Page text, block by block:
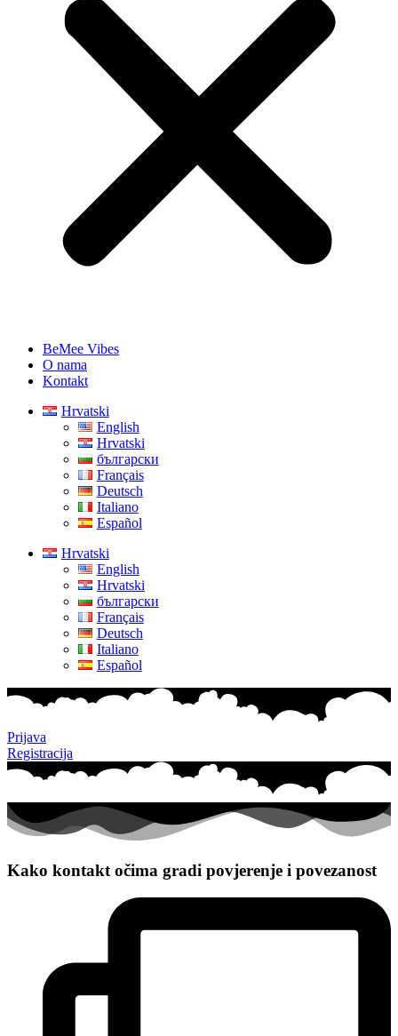
BeMee Vibes
O nama
Kontakt
Hrvatski
English
Hrvatski
български
Français
Deutsch
Italiano
Español
Hrvatski
English
Hrvatski
български
Français
Deutsch
Italiano
Español
Prijava
Registracija
Kako kontakt očima gradi povjerenje i povezanost